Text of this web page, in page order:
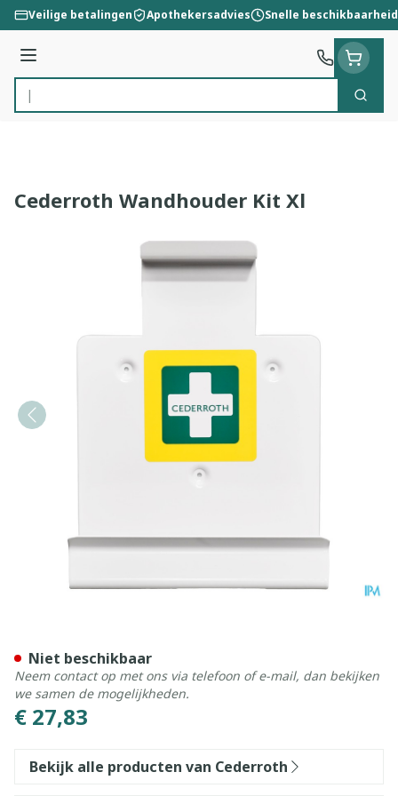
Ga naar de inhoud
Veilige betalingen Apothekersadvies Snelle beschikbaarheid
Menu
Product, merk, categorie...
Zoek
Cederroth Wandhouder Kit Xl
€ 27,83
Niet beschikbaar
Neem contact op met ons via telefoon of e-mail, dan bekijken
we samen de mogelijkheden.
Bekijk alle producten van Cederroth